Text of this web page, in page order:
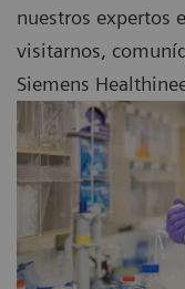
nuestros expertos
visitarnos,
Siemens